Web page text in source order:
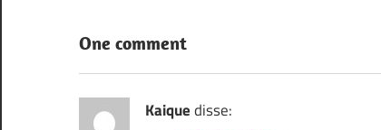
One comment
Kaiquedisse: